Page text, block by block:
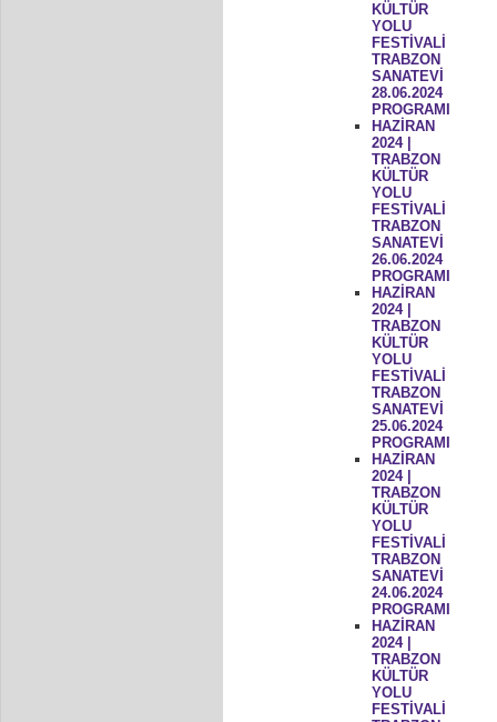
KÜLTÜR
YOLU
FESTİVALİ
TRABZON
SANATEVİ
28.06.2024
PROGRAMI
HAZİRAN
2024 |
TRABZON
KÜLTÜR
YOLU
FESTİVALİ
TRABZON
SANATEVİ
26.06.2024
PROGRAMI
HAZİRAN
2024 |
TRABZON
KÜLTÜR
YOLU
FESTİVALİ
TRABZON
SANATEVİ
25.06.2024
PROGRAMI
HAZİRAN
2024 |
TRABZON
KÜLTÜR
YOLU
FESTİVALİ
TRABZON
SANATEVİ
24.06.2024
PROGRAMI
HAZİRAN
2024 |
TRABZON
KÜLTÜR
YOLU
FESTİVALİ